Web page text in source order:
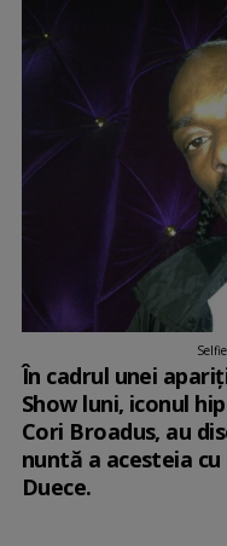
În cadrul unei
Show luni, iconul
Cori Broadus, au
nuntă a acesteia
Duece.